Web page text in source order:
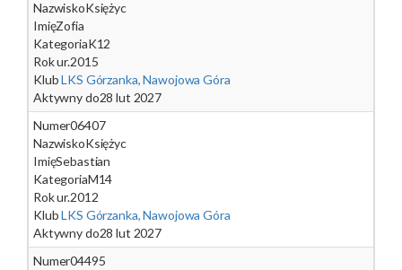
NazwiskoKsiężyc
ImięZofia
KategoriaK12
Rok ur.2015
KlubLKS Górzanka, Nawojowa Góra
Aktywny do28 lut 2027
Numer06407
NazwiskoKsiężyc
ImięSebastian
KategoriaM14
Rok ur.2012
KlubLKS Górzanka, Nawojowa Góra
Aktywny do28 lut 2027
Numer04495